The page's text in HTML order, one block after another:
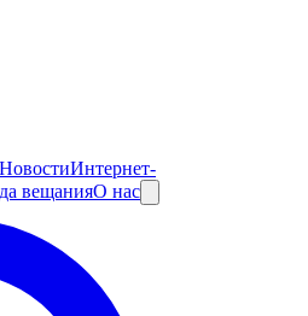
НовостиИнтернет-
вещанияО нас